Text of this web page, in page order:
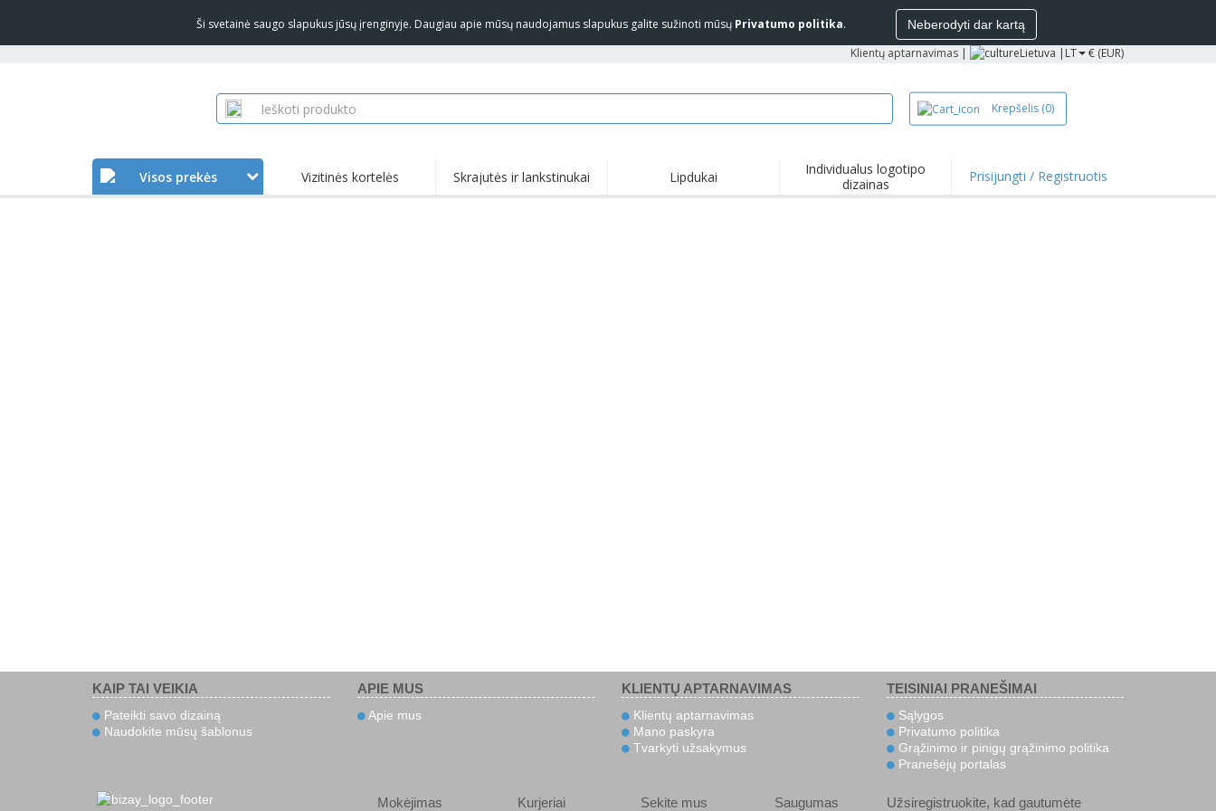
Ši svetainė saugo slapukus jūsų įrenginyje. Daugiau apie mūsų naudojamus slapukus galite sužinoti mūsų Privatumo politika. Neberodyti dar kartą
Klientų aptarnavimas | Lietuva | LT € (EUR)
Krepšelis (0)
Visos prekės Vizitinės kortelės Skrajutės ir lankstinukai Lipdukai
Individualus logotipo
dizainas
Prisijungti / Registruotis
KAIP TAI VEIKIA
Pateikti savo dizainą
Naudokite mūsų šablonus
APIE MUS
Apie mus
KLIENTŲ APTARNAVIMAS
Klientų aptarnavimas
Mano paskyra
Tvarkyti užsakymus
TEISINIAI PRANEŠIMAI
Sąlygos
Privatumo politika
Grąžinimo ir pinigų grąžinimo politika
Pranešėjų portalas
Mokėjimas Kurjeriai Sekite mus Saugumas Užsiregistruokite, kad gautumėte